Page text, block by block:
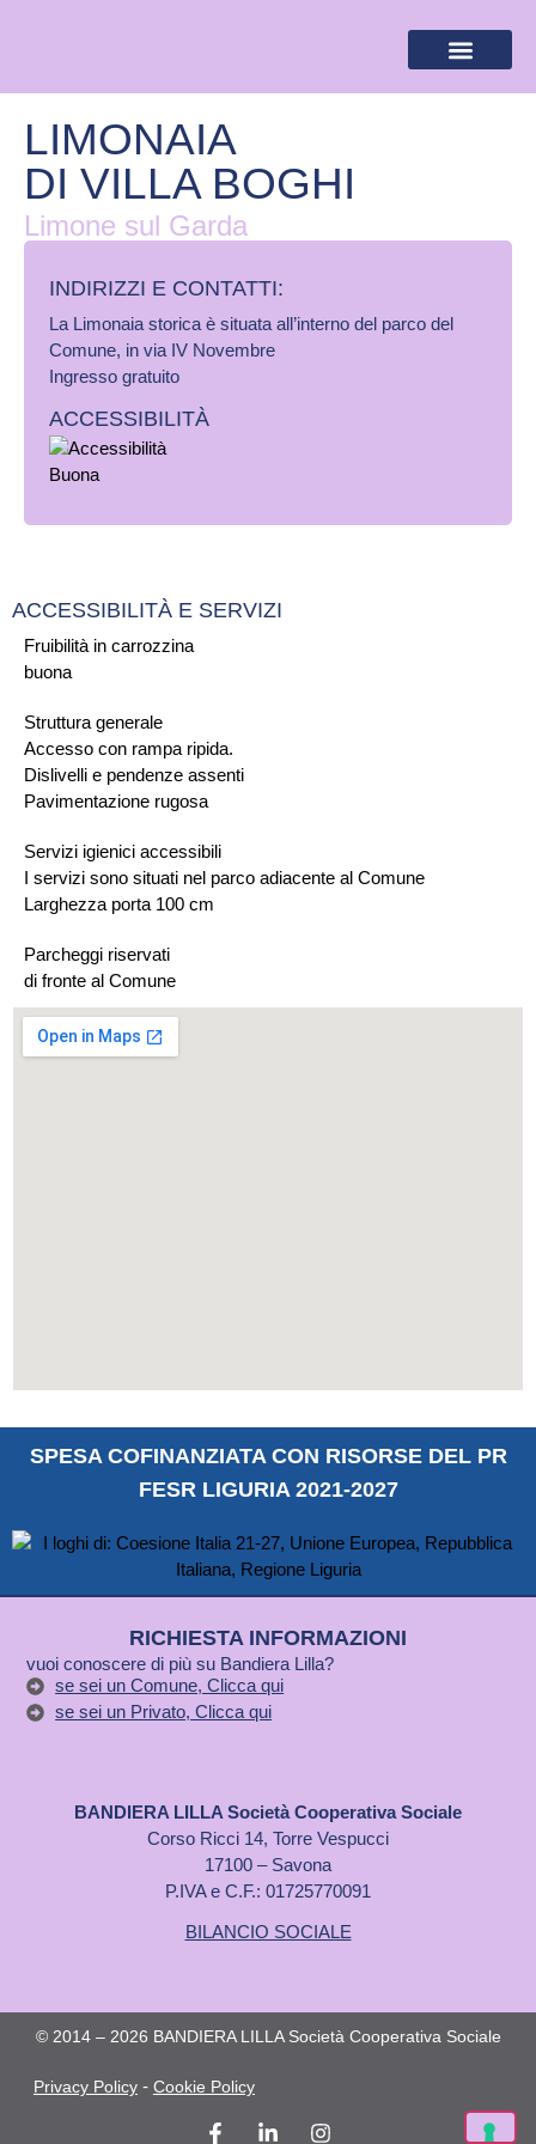
LIMONAIA
DI VILLA BOGHI
Limone sul Garda
INDIRIZZI E CONTATTI:​
La Limonaia storica è situata all’interno del parco del
Comune, in via IV Novembre
Ingresso gratuito
ACCESSIBILITÀ
Fruibilità in carrozzina
buona
Struttura generale
Accesso con rampa ripida.
Dislivelli e pendenze assenti
Pavimentazione rugosa
Servizi igienici accessibili
I servizi sono situati nel parco adiacente al Comune
Larghezza porta 100 cm
Parcheggi riservati
di fronte al Comune
ACCESSIBILITÀ E SERVIZI
SPESA COFINANZIATA CON RISORSE DEL PR
FESR LIGURIA 2021-2027
RICHIESTA INFORMAZIONI
vuoi conoscere di più su Bandiera Lilla?
se sei un Comune, Clicca qui
se sei un Privato, Clicca qui
BANDIERA LILLA Società Cooperativa Sociale
Corso Ricci 14, Torre Vespucci
17100 – Savona
P.IVA e C.F.: 01725770091
BILANCIO SOCIALE
© 2014 – 2026 BANDIERA LILLA Società Cooperativa Sociale
Privacy Policy - Cookie Policy